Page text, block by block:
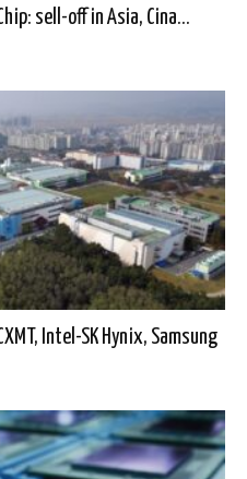
sell-off in Asia, Cina...
Intel-SK Hynix, Samsung